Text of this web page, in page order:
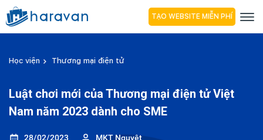
TẠO WEBSITE MIỄN PHÍ
Học viện Thương mại điện tử
Luật chơi mới của Thương mại điện tử Việt
Nam năm 2023 dành cho SME
28/02/2023 MKT Nguyệt